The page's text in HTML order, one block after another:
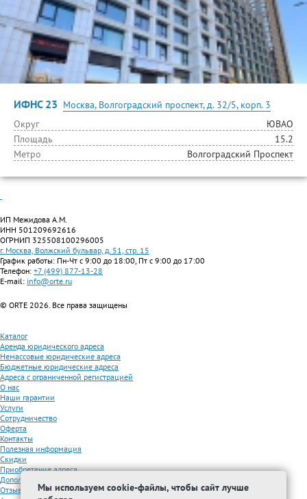
ИФНС 23 Москва, Волгоградский проспект, д. 32/5, корп. 3
Округ
ЮВАО
Площадь
15.2
Метро
Волгоградский Проспект
ИП Межидова А.М.
ИНН 501209692616
ОГРНИП 325508100296005
г. Москва, Волжский бульвар, д. 51, стр. 15
График работы: Пн-Чт с 9:00 до 18:00, Пт с 9:00 до 17:00
Телефон: +7 (499) 877-13-28
E-mail: info@orte.ru
© ORTE 2026. Все права защищены
Каталог
Аренда юридического адреса
Немассовые юридические адреса
Бюджетные юридические адреса
Адреса с ограниченной регистрацией
О нас
Наши гарантии
Услуги
Сотрудничество
Оферта
Контакты
Полезная информация
Скидки
Приобретение адреса
Дополнительные услуги
Отзывы
Мы используем cookie-файлы, чтобы сайт лучше